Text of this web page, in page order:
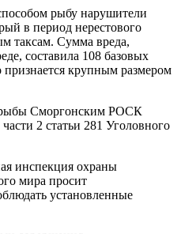
рыбу нарушители
в период нерестового
таксам. Сумма вреда,
составила 108 базовых
признается крупным размером
Сморгонским РОСК
2 статьи 281 Уголовного
инспекция охраны
мира просит
установленные